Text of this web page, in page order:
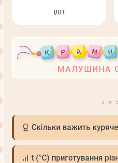
ІДЕЇ
МАЛУШИНА
Скільки важить
t (°С) приготування